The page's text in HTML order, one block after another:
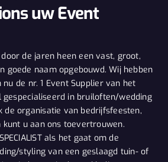
uw Event
de jaren heen een vast, groot,
goede naam opgebouwd. Wij hebben
de nr. 1 Event Supplier van het
gespecialiseerd in bruiloften/wedding
de organisatie van bedrijfsfeesten,
kunt u aan ons toevertrouwen.
als het gaat om de
styling van een geslaagd tuin- of